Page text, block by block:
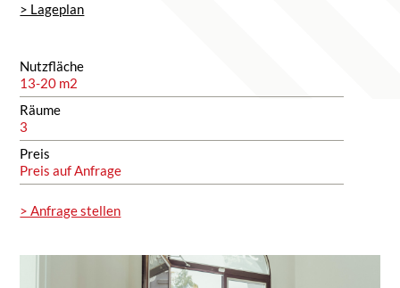
> Lageplan
Nutzfläche
13-20 m2
Räume
3
Preis
Preis auf Anfrage
> Anfrage stellen